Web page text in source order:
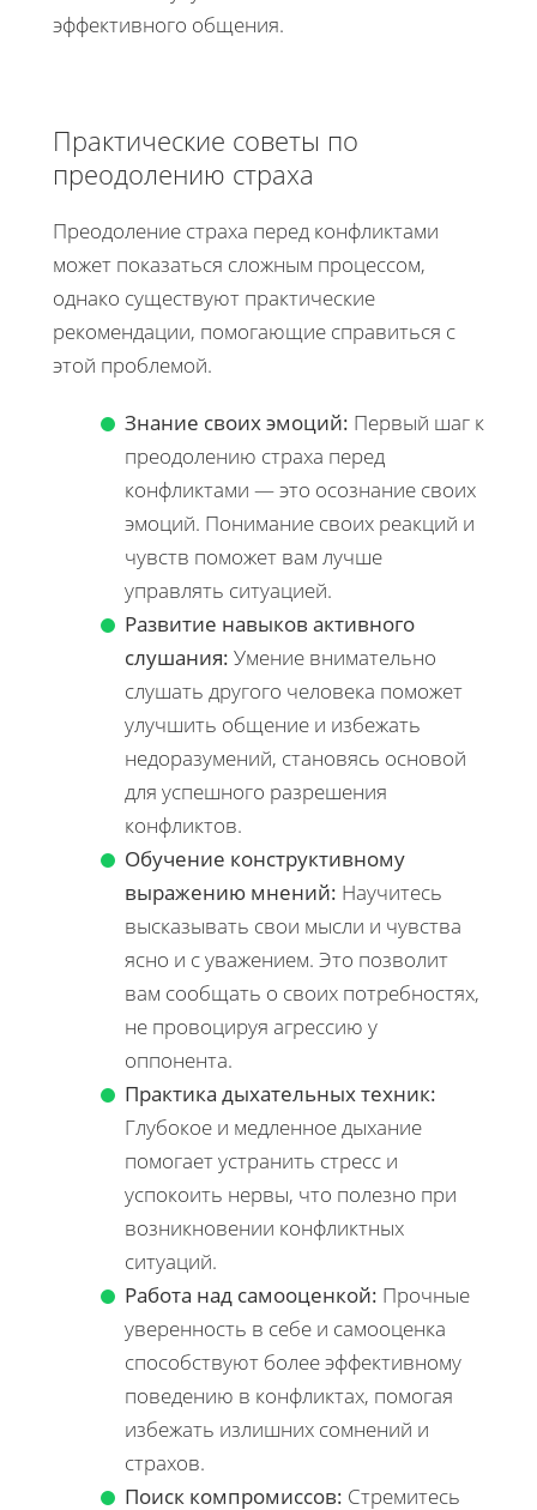
эффективного общения.
Практические советы по
преодолению страха
Преодоление страха перед конфликтами
может показаться сложным процессом,
однако существуют практические
рекомендации, помогающие справиться с
этой проблемой.
Знание своих эмоций: Первый шаг к
преодолению страха перед
конфликтами — это осознание своих
эмоций. Понимание своих реакций и
чувств поможет вам лучше
управлять ситуацией.
Развитие навыков активного
слушания: Умение внимательно
слушать другого человека поможет
улучшить общение и избежать
недоразумений, становясь основой
для успешного разрешения
конфликтов.
Обучение конструктивному
выражению мнений: Научитесь
высказывать свои мысли и чувства
ясно и с уважением. Это позволит
вам сообщать о своих потребностях,
не провоцируя агрессию у
оппонента.
Практика дыхательных техник:
Глубокое и медленное дыхание
помогает устранить стресс и
успокоить нервы, что полезно при
возникновении конфликтных
ситуаций.
Работа над самооценкой: Прочные
уверенность в себе и самооценка
способствуют более эффективному
поведению в конфликтах, помогая
избежать излишних сомнений и
страхов.
Поиск компромиссов: Стремитесь